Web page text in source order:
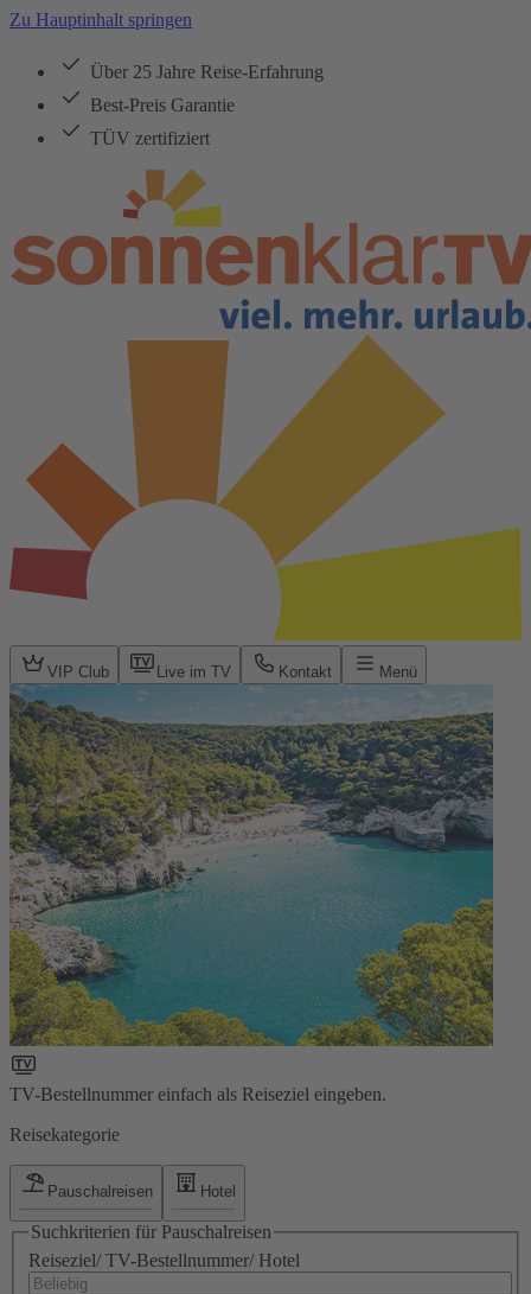
Zu Hauptinhalt springen
Über 25 Jahre Reise-Erfahrung
Best-Preis Garantie
TÜV zertifiziert
VIP Club Live im TV Kontakt Menü
TV-Bestellnummer einfach als Reiseziel eingeben.
Reisekategorie
Pauschalreisen Hotel
Suchkriterien für Pauschalreisen
Reiseziel/ TV-Bestellnummer/ Hotel